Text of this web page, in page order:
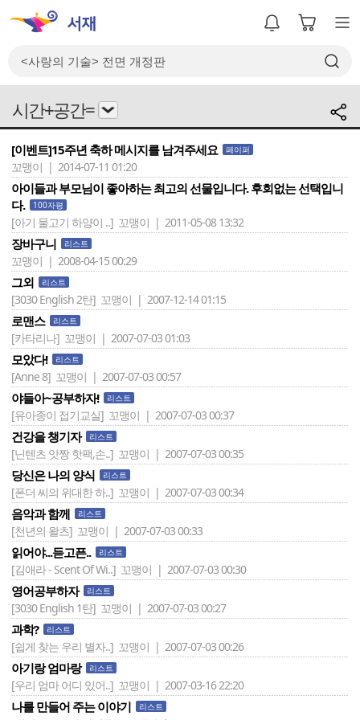
시간+공간=
[이벤트]15주년 축하 메시지를 남겨주세요 페이퍼
꼬맹이 | 2014-07-11 01:20
아이들과 부모님이 좋아하는 최고의 선물입니다. 후회없는 선택입니
다.
100자평
[아기 물고기 하양이 ..] 꼬맹이 | 2011-05-08 13:32
장바구니 리스트
꼬맹이 | 2008-04-15 00:29
그외 리스트
[3030 English 2탄] 꼬맹이 | 2007-12-14 01:15
로맨스 리스트
[카타리나] 꼬맹이 | 2007-07-03 01:03
모았다! 리스트
[Anne 8] 꼬맹이 | 2007-07-03 00:57
야들아~공부하자! 리스트
[유아종이 접기교실] 꼬맹이 | 2007-07-03 00:37
건강을 챙기자 리스트
[닌텐츠 앗짱 핫팩,손..] 꼬맹이 | 2007-07-03 00:35
당신은 나의 양식 리스트
[폰더 씨의 위대한 하..] 꼬맹이 | 2007-07-03 00:34
음악과 함께 리스트
[천년의 왈츠] 꼬맹이 | 2007-07-03 00:33
읽어야...듣고픈.. 리스트
[김애라 - Scent Of Wi..] 꼬맹이 | 2007-07-03 00:30
영어공부하자 리스트
[3030 English 1탄] 꼬맹이 | 2007-07-03 00:27
과학? 리스트
[쉽게 찾는 우리 별자..] 꼬맹이 | 2007-07-03 00:26
아기랑 엄마랑 리스트
[우리 엄마 어디 있어..] 꼬맹이 | 2007-03-16 22:20
나를 만들어 주는 이야기 리스트